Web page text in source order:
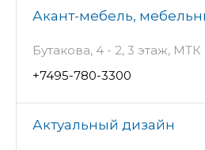
Акант-мебель,
Бутакова, 4 - 2, 3 этаж, МТК
+7495-780-3300
Актуальный дизайн